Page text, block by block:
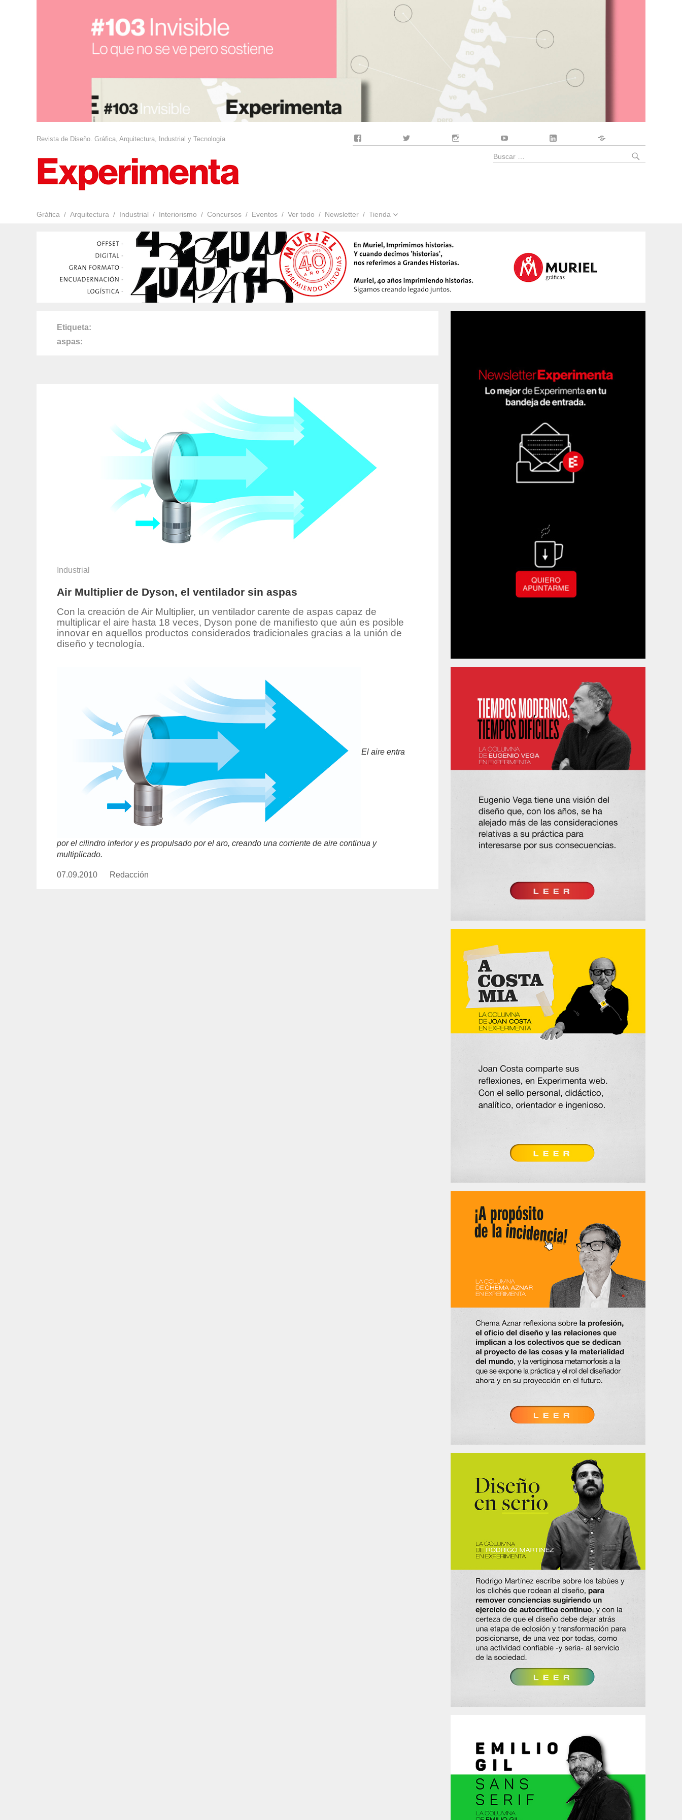
Revista de Diseño. Gráfica, Arquitectura, Industrial y Tecnología
Gráfica Arquitectura Industrial Interiorismo Concursos Eventos Ver todo Newsletter Tienda
Buscar
Etiqueta
aspas
Industrial
Air Multiplier de Dyson, el ventilador sin aspas
Con la creación de Air Multiplier, un ventilador carente de aspas capaz de
multiplicar el aire hasta 18 veces, Dyson pone de manifiesto que aún es posible
innovar en aquellos productos considerados tradicionales gracias a la unión de
diseño y tecnología.
El aire entra
por el cilindro inferior y es propulsado por el aro, creando una corriente de aire continua y
multiplicado.
Publicado
07.09.2010 https://www.experimenta.es/author/redaccion/
Redacción